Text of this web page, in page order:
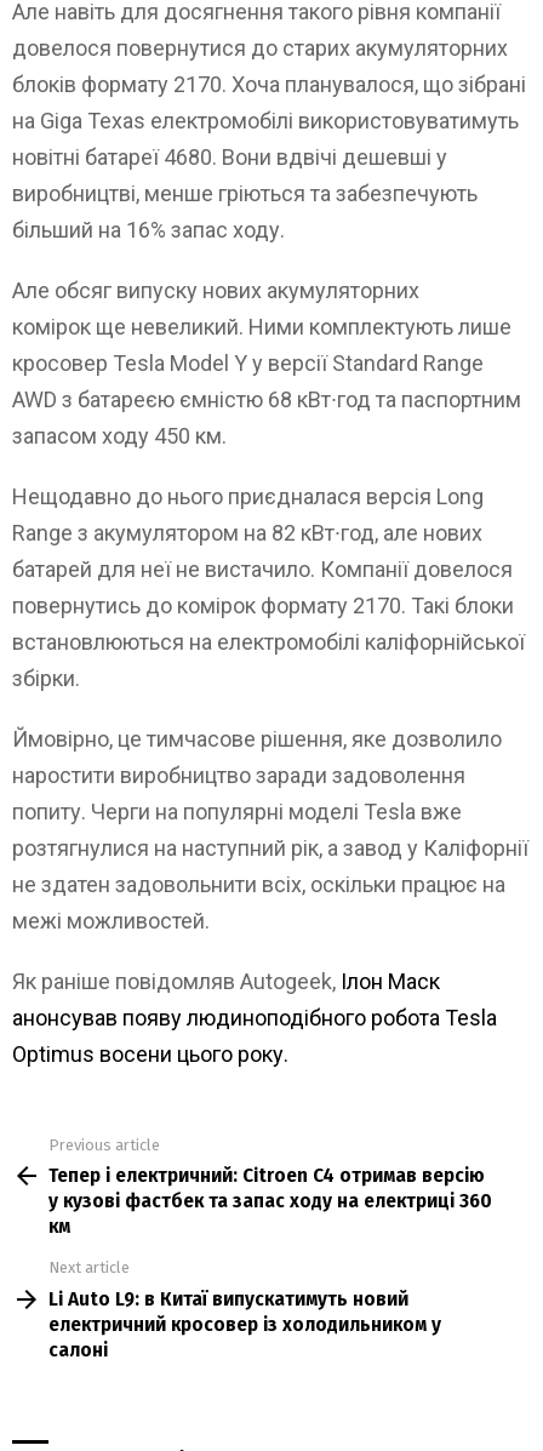
Але навіть для досягнення такого рівня компанії
довелося повернутися до старих акумуляторних
блоків формату 2170. Хоча планувалося, що зібрані
на Giga Texas електромобілі використовуватимуть
новітні батареї 4680. Вони вдвічі дешевші у
виробництві, менше гріються та забезпечують
більший на 16% запас ходу.
Але обсяг випуску нових акумуляторних
комірок ще невеликий. Ними комплектують лише
кросовер Tesla Model Y у версії Standard Range
AWD з батареєю ємністю 68 кВт∙год та паспортним
запасом ходу 450 км.
Нещодавно до нього приєдналася версія Long
Range з акумулятором на 82 кВт∙год, але нових
батарей для неї не вистачило. Компанії довелося
повернутись до комірок формату 2170. Такі блоки
встановлюються на електромобілі каліфорнійської
збірки.
Ймовірно, це тимчасове рішення, яке дозволило
наростити виробництво заради задоволення
попиту. Черги на популярні моделі Tesla вже
розтягнулися на наступний рік, а завод у Каліфорнії
не здатен задовольнити всіх, оскільки працює на
межі можливостей.
Як раніше повідомляв Autogeek, Ілон Маск
анонсував появу людиноподібного робота Tesla
Optimus восени цього року.
more
Previous article
Тепер і електричний: Citroen C4 отримав версію
у кузові фастбек та запас ходу на електриці 360
км
Next article
Li Auto L9: в Китаї випускатимуть новий
електричний кросовер із холодильником у
салоні